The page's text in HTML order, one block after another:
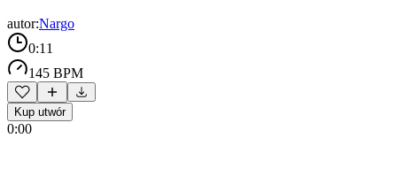
autor:Nargo
0:11
145 BPM
Kup utwór
0:00